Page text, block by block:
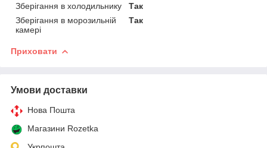
Зберігання в холодильнику
Так
Зберігання в морозильній
камері
Так
Приховати
Умови доставки
Нова Пошта
Магазини Rozetka